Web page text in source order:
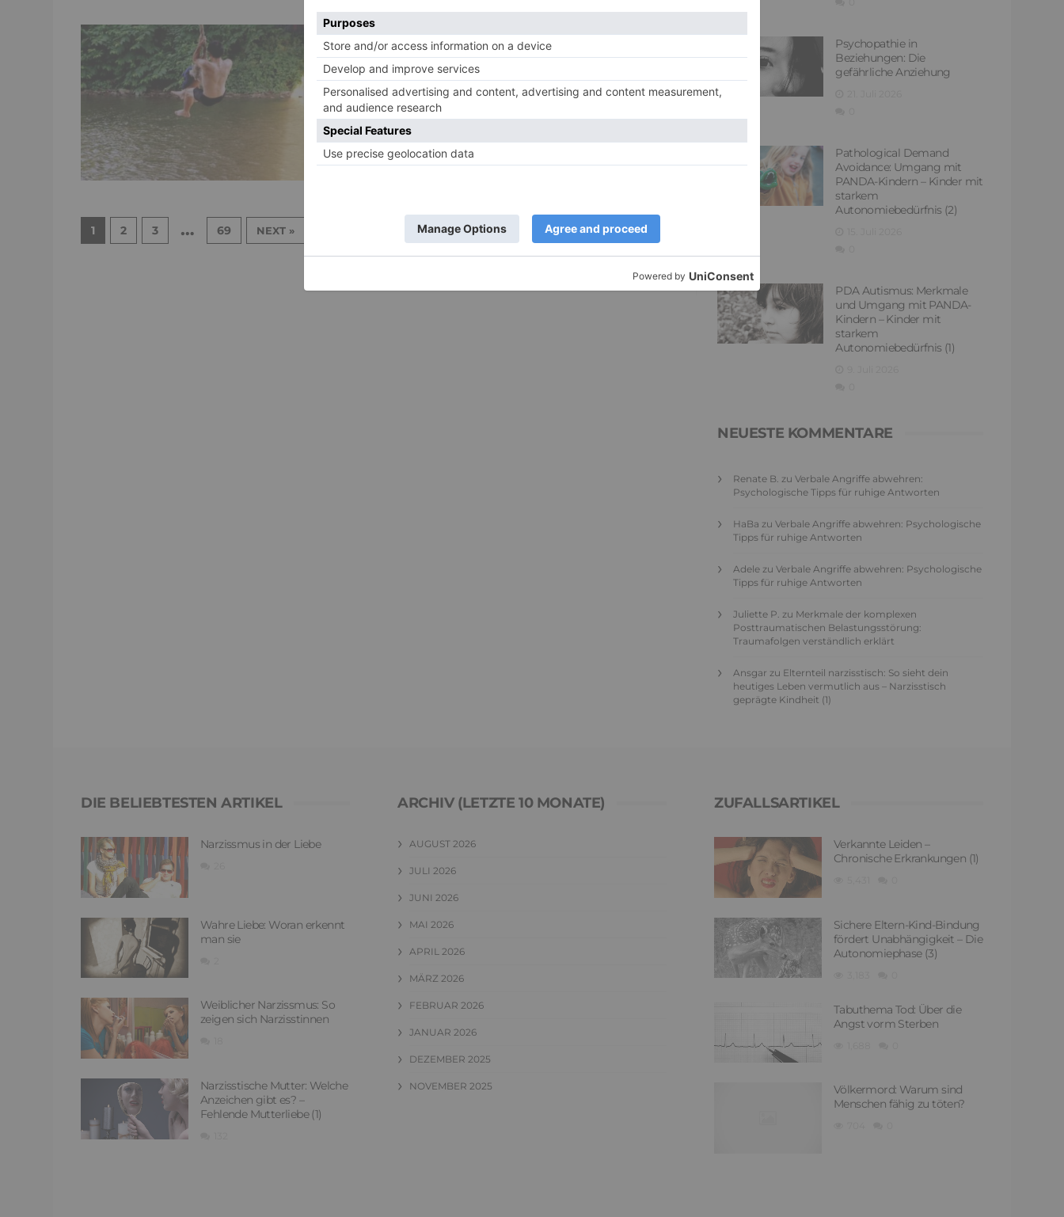
Neuanfang nach Krise: Was hilft,
wenn nichts mehr trägt
Neuanfang nach Krise – wenn nichts mehr trägt, beginnt innere
Neuordnung. Ein psychologischer Blick auf Umbruch, Angst
und neue Schritte.
28. Januar 2026 10,348
1 2 3 … 69 NEXT »
Psychopathie in
Beziehungen: Die
gefährliche Anziehung
Pathological Demand
Avoidance: Umgang mit
PANDA-Kindern – Kinder mit
starkem
Autonomiebedürfnis (2)
PDA Autismus: Merkmale
und Umgang mit PANDA-
Kindern – Kinder mit
starkem
Autonomiebedürfnis (1)
NEUESTE KOMMENTARE
Renate B. zu Verbale Angriffe abwehren:
Psychologische Tipps für ruhige Antworten
HaBa zu Verbale Angriffe abwehren: Psychologische
Tipps für ruhige Antworten
Adele zu Verbale Angriffe abwehren: Psychologische
Tipps für ruhige Antworten
Juliette P. zu Merkmale der komplexen
Posttraumatischen Belastungsstörung:
Traumafolgen verständlich erklärt
Ansgar zu Elternteil narzisstisch: So sieht dein
heutiges Leben vermutlich aus – Narzisstisch
geprägte Kindheit (1)
DIE BELIEBTESTEN ARTIKEL
Narzissmus in der Liebe
Wahre Liebe: Woran erkennt
man sie
Weiblicher Narzissmus: So
zeigen sich Narzisstinnen
Narzisstische Mutter: Welche
Anzeichen gibt es? –
Fehlende Mutterliebe (1)
ARCHIV (LETZTE 10 MONATE)
AUGUST 2026
JULI 2026
JUNI 2026
MAI 2026
APRIL 2026
MÄRZ 2026
FEBRUAR 2026
JANUAR 2026
DEZEMBER 2025
NOVEMBER 2025
ZUFALLSARTIKEL
Verkannte Leiden –
Chronische Erkrankungen (1)
Sichere Eltern-Kind-Bindung
fördert Unabhängigkeit – Die
Autonomiephase (3)
Tabuthema Tod: Über die
Angst vorm Sterben
Völkermord: Warum sind
Menschen fähig zu töten?